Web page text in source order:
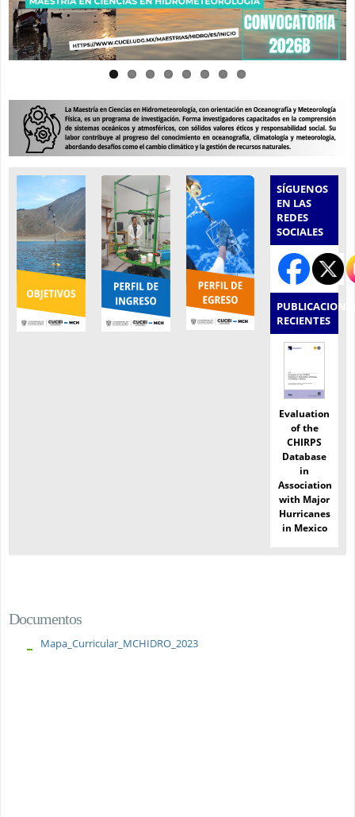
SÍGUENOS
EN LAS
REDES
SOCIALES
RECIENTES
Evaluation
of the
CHIRPS
Database
in
Association
with Major
Hurricanes
in Mexico
Documentos
Mapa_Curricular_MCHIDRO_2023